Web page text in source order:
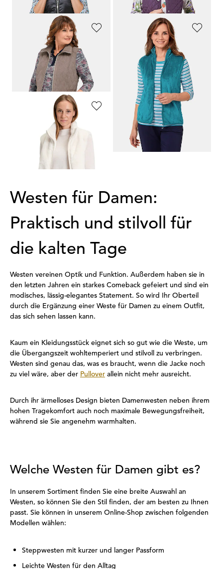
30-Tage-Bestpreis**: 59,95 € 30-Tage-Bestpreis**: 59,95 € (-16%)
89,95 €
30-Tage-Bestpreis**: 69,95 € (-14%)
Teddy-Weste aus flauschigen Fleece
69,95 €
BETTY BARCLAY
Flauschige Weste aus Fake Fur
129,99 €
30-Tage-Bestpreis**: 84,49 €
Westen für Damen:
Praktisch und stilvoll für
die kalten Tage
Westen vereinen Optik und Funktion. Außerdem haben sie in
den letzten Jahren ein starkes Comeback gefeiert und sind ein
modisches, lässig-elegantes Statement. So wird Ihr Oberteil
durch die Ergänzung einer Weste für Damen zu einem Outfit,
das sich sehen lassen kann.
Kaum ein Kleidungsstück eignet sich so gut wie die Weste, um
die Übergangszeit wohltemperiert und stilvoll zu verbringen.
Westen sind genau das, was es braucht, wenn die Jacke noch
zu viel wäre, aber der Pullover allein nicht mehr ausreicht.
Durch ihr ärmelloses Design bieten Damenwesten neben ihrem
hohen Tragekomfort auch noch maximale Bewegungsfreiheit,
während sie Sie angenehm warmhalten.
Welche Westen für Damen gibt es?
In unserem Sortiment finden Sie eine breite Auswahl an
Westen, so können Sie den Stil finden, der am besten zu Ihnen
passt. Sie können in unserem Online-Shop zwischen folgenden
Modellen wählen:
Steppwesten mit kurzer und langer Passform
Leichte Westen für den Alltag